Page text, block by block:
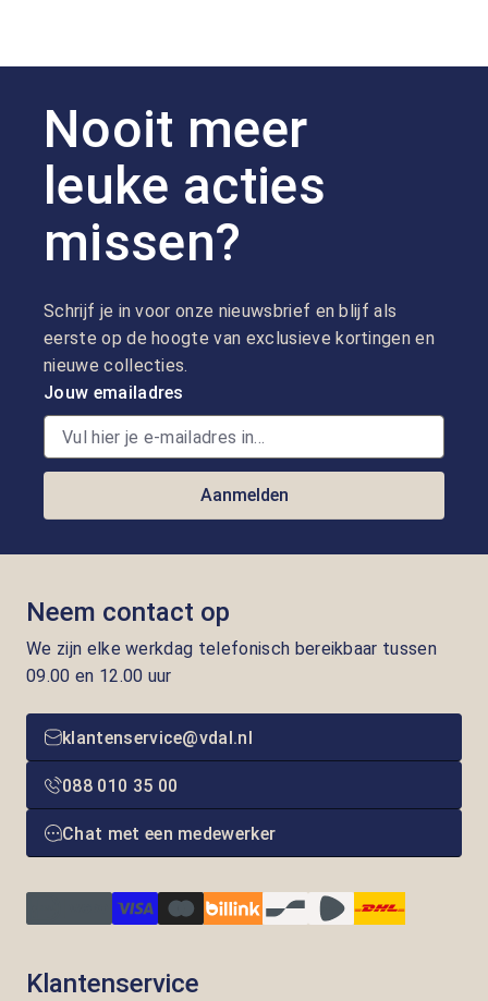
Nooit meer
leuke acties
missen?
Schrijf je in voor onze nieuwsbrief en blijf als
eerste op de hoogte van exclusieve kortingen en
nieuwe collecties.
Jouw emailadres
Aanmelden
Neem contact op
We zijn elke werkdag telefonisch bereikbaar tussen
09.00 en 12.00 uur
klantenservice@vdal.nl
088 010 35 00
Chat met een medewerker
Klantenservice